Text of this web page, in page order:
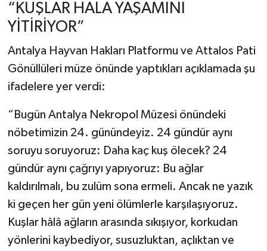
“KUŞLAR HALA YAŞAMINI
YİTİRİYOR”
Antalya Hayvan Hakları Platformu ve Attalos Pati
Gönüllüleri müze önünde yaptıkları açıklamada şu
ifadelere yer verdi:
“Bugün Antalya Nekropol Müzesi önündeki
nöbetimizin 24. günündeyiz. 24 gündür aynı
soruyu soruyoruz: Daha kaç kuş ölecek? 24
gündür aynı çağrıyı yapıyoruz: Bu ağlar
kaldırılmalı, bu zulüm sona ermeli. Ancak ne yazık
ki geçen her gün yeni ölümlerle karşılaşıyoruz.
Kuşlar hâlâ ağların arasında sıkışıyor, korkudan
yönlerini kaybediyor, susuzluktan, açlıktan ve